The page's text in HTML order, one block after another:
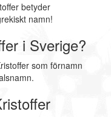
betyder
namn!
i Sverige?
som förnamn